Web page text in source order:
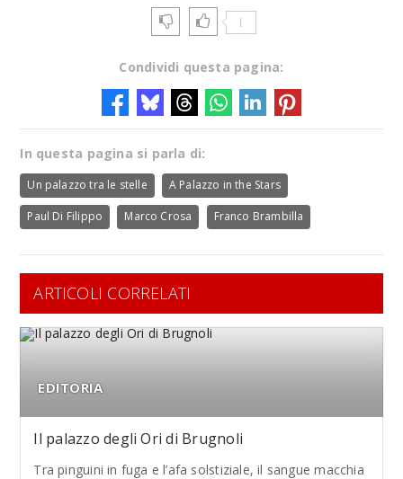
1
Condividi questa pagina:
In questa pagina si parla di:
Un palazzo tra le stelle A Palazzo in the Stars
Paul Di Filippo Marco Crosa Franco Brambilla
ARTICOLI CORRELATI
EDITORIA
Il palazzo degli Ori di Brugnoli
Tra pinguini in fuga e l’afa solstiziale, il sangue macchia